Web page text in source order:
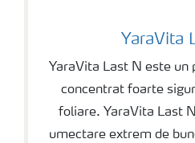
YaraVita Last N
YaraVita
YaraVita Last N este un
concentrat foarte
foliare. YaraVita Last
umectare extrem de